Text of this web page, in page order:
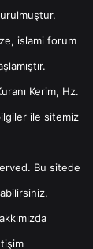
islami forum
Kerim, Hz.
ile sitemiz
Bu sitede